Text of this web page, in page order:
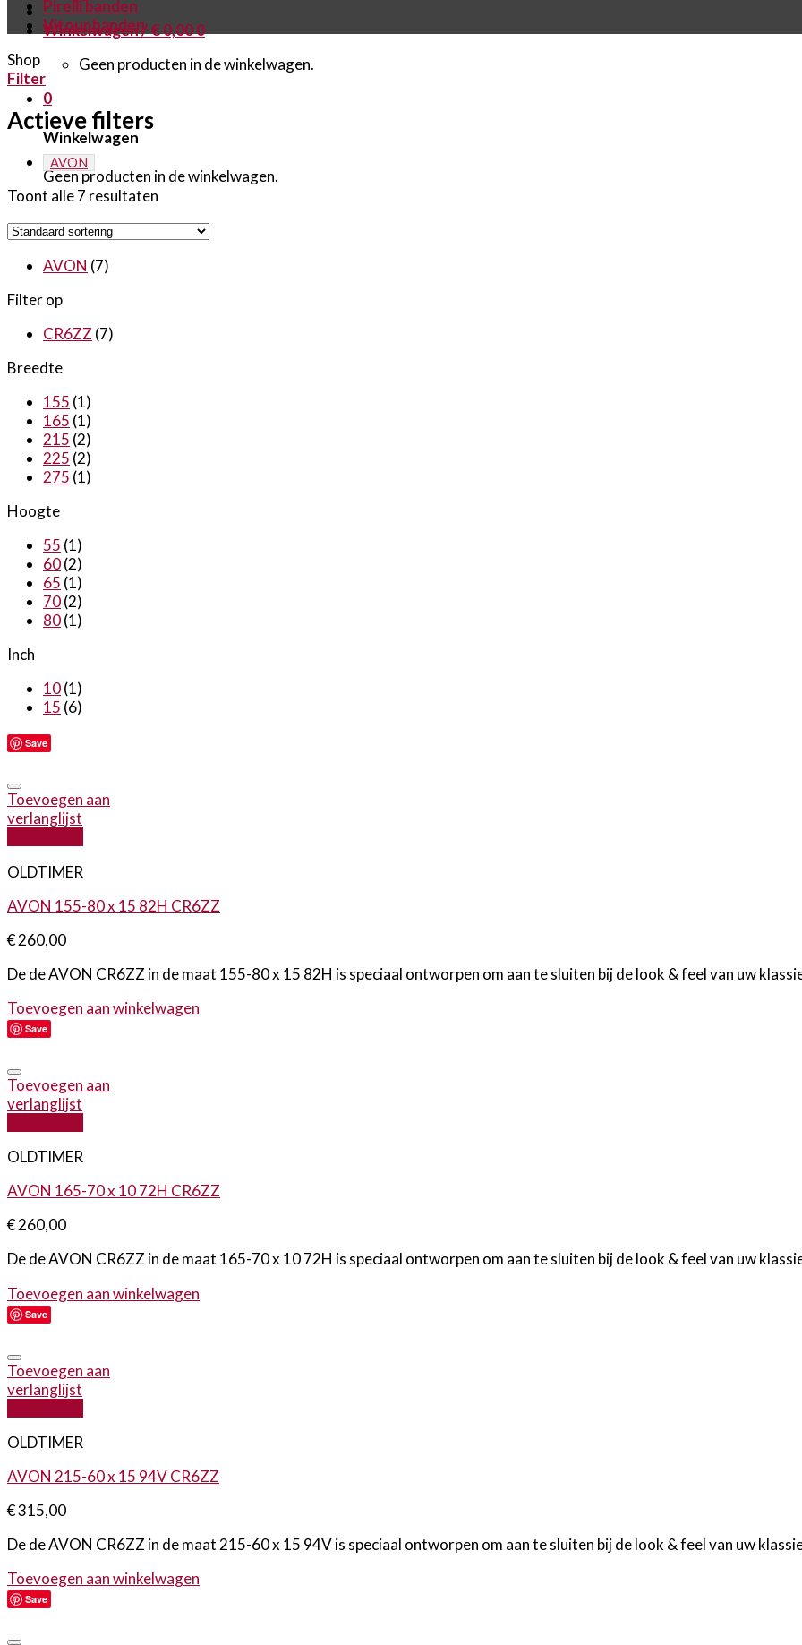
Winkelwagen /€0,000
Geen producten in de winkelwagen.
0
Winkelwagen
Geen producten in de winkelwagen.
Pirelli banden
Vitour banden
Shop
Filter
Actieve filters
AVON
Toont alle 7 resultaten
AVON (7)
Filter op
CR6ZZ (7)
Breedte
155 (1)
165 (1)
215 (2)
225 (2)
275 (1)
Hoogte
55 (1)
60(2)
65 (1)
70(2)
80(1)
Inch
10(1)
15 (6)
Save
Toevoegen aan
verlanglijst
OLDTIMER
AVON 155-80 x 15 82H CR6ZZ
€260,00
De de AVON CR6ZZ in de maat 155-80 x 15 82H is speciaal ontworpen om aan te sluiten bij de look & feel van uw
Toevoegen aan winkelwagen
Save
Toevoegen aan
verlanglijst
OLDTIMER
AVON 165-70 x 10 72H CR6ZZ
€260,00
De de AVON CR6ZZ in de maat 165-70 x 10 72H is speciaal ontworpen om aan te sluiten bij de look & feel van uw
Toevoegen aan winkelwagen
Save
Toevoegen aan
verlanglijst
OLDTIMER
AVON 215-60 x 15 94V CR6ZZ
€315,00
De de AVON CR6ZZ in de maat 215-60 x 15 94V is speciaal ontworpen om aan te sluiten bij de look & feel van uw
Toevoegen aan winkelwagen
Save